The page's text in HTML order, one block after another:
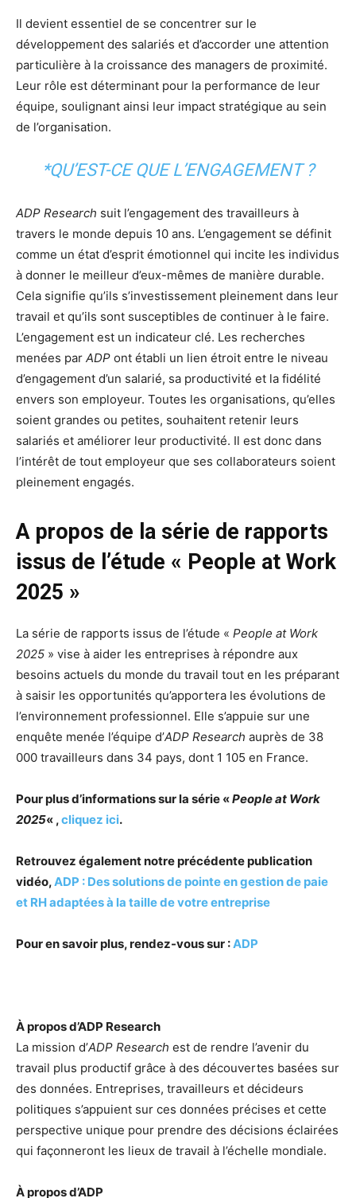
Il devient essentiel de se concentrer sur le
développement des salariés et d’accorder une attention
particulière à la croissance des managers de proximité.
Leur rôle est déterminant pour la performance de leur
équipe, soulignant ainsi leur impact stratégique au sein
de l’organisation.
*QU’EST-CE QUE L’ENGAGEMENT ?
ADP Research suit l’engagement des travailleurs à
travers le monde depuis 10 ans. L’engagement se définit
comme un état d’esprit émotionnel qui incite les individus
à donner le meilleur d’eux-mêmes de manière durable.
Cela signifie qu’ils s’investissement pleinement dans leur
travail et qu’ils sont susceptibles de continuer à le faire.
L’engagement est un indicateur clé. Les recherches
menées par ADP ont établi un lien étroit entre le niveau
d’engagement d’un salarié, sa productivité et la fidélité
envers son employeur. Toutes les organisations, qu’elles
soient grandes ou petites, souhaitent retenir leurs
salariés et améliorer leur productivité. Il est donc dans
l’intérêt de tout employeur que ses collaborateurs soient
pleinement engagés.
A propos de la série de rapports
issus de l’étude « People at Work
2025 »
La série de rapports issus de l’étude « People at Work
2025 » vise à aider les entreprises à répondre aux
besoins actuels du monde du travail tout en les préparant
à saisir les opportunités qu’apportera les évolutions de
l’environnement professionnel. Elle s’appuie sur une
enquête menée l’équipe d’ADP Research auprès de 38
000 travailleurs dans 34 pays, dont 1 105 en France.
Pour plus d’informations sur la série «People at Work
2025« ,cliquez ici.
Retrouvez également notre précédente publication
vidéo,ADP : Des solutions de pointe en gestion de paie
et RH adaptées à la taille de votre entreprise
Pour en savoir plus, rendez-vous sur :ADP
À propos d’ADP Research
La mission d’ADP Research est de rendre l’avenir du
travail plus productif grâce à des découvertes basées sur
des données. Entreprises, travailleurs et décideurs
politiques s’appuient sur ces données précises et cette
perspective unique pour prendre des décisions éclairées
qui façonneront les lieux de travail à l’échelle mondiale.
À propos d’ADP